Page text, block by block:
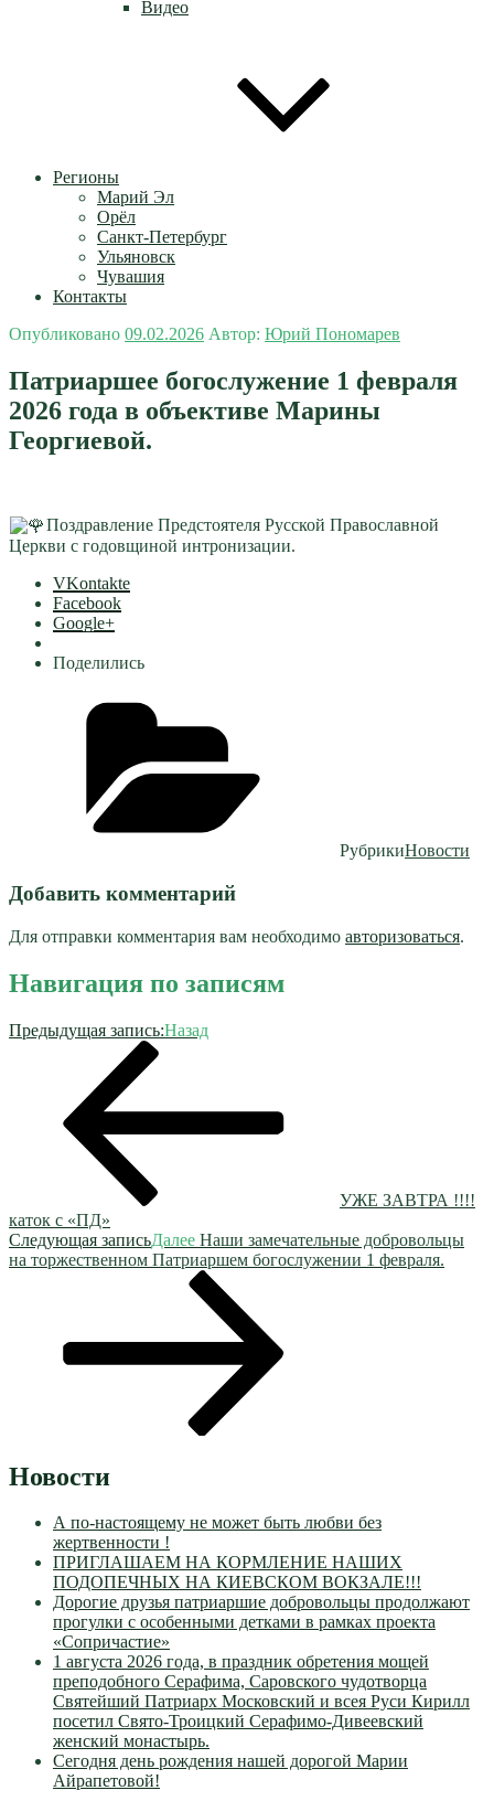
Видео
Регионы
Марий Эл
Орёл
Санкт-Петербург
Ульяновск
Чувашия
Контакты
Опубликовано 09.02.2026 Автор: Юрий Пономарев
Патриаршее богослужение 1 февраля
2026 года в объективе Марины
Георгиевой.
Поздравление Предстоятеля Русской Православной
Церкви с годовщиной интронизации.
VKontakte
Facebook
Google+
Поделились
РубрикиНовости
Добавить комментарий
Для отправки комментария вам необходимо авторизоваться.
Навигация по записям
Предыдущая запись:Назад
УЖЕ ЗАВТРА !!!!
каток с «ПД»
Следующая записьДалее Наши замечательные добровольцы
на торжественном Патриаршем богослужении 1 февраля.
Новости
А по-настоящему не может быть любви без
жертвенности !
ПРИГЛАШАЕМ НА КОРМЛЕНИЕ НАШИХ
ПОДОПЕЧНЫХ НА КИЕВСКОМ ВОКЗАЛЕ!!!
Дорогие друзья патриаршие добровольцы продолжают
прогулки с особенными детками в рамках проекта
«Сопричастие»
1 августа 2026 года, в праздник обретения мощей
преподобного Серафима, Саровского чудотворца
Святейший Патриарх Московский и всея Руси Кирилл
посетил Свято-Троицкий Серафимо-Дивеевский
женский монастырь.
Сегодня день рождения нашей дорогой Марии
Айрапетовой!